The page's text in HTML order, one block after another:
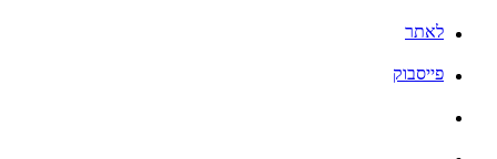
לאתר
פייסבוק